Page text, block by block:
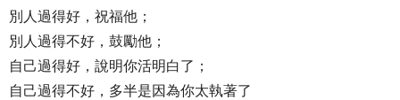
別人過得好，祝福他；
別人過得不好，鼓勵他；
自己過得好，說明你活明白了；
自己過得不好，多半是因為你太執著了